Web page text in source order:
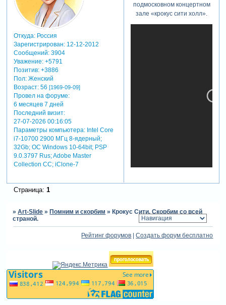
Откуда:Россия
Зарегистрирован: 12-12-2012
Сообщений:3904
Уважение: +5791
Позитив: +3886
Пол:Женский
Возраст:56 [1969-09-09]
Провел на форуме:
6 месяцев 7 дней
Последний визит:
27-07-2026 00:16:05
Параметры компьютера:Intel Core
i7-10700 2900 МГц 8-ядерный;
32Gb; ОС Windows 10-64bit; PSP
9.0.3797 Rus; Adobe Master
Collection СС; iClone-7
подмосковном концертном
зале «крокус сити холл».
Страница: 1
»Art-Slide » Помним и скорбим » Крокус Сити. Скорбим со всей
страной.
Рейтинг форумов |Создать форум бесплатно